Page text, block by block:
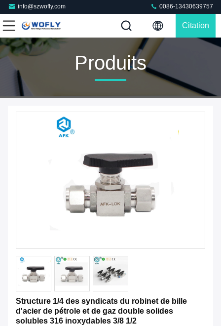
info@szwofly.com 0086-13430639757
Citation
Produits
Structure 1/4 des syndicats du robinet de bille
d'acier de pétrole et de gaz double solides
solubles 316 inoxydables 3/8 1/2